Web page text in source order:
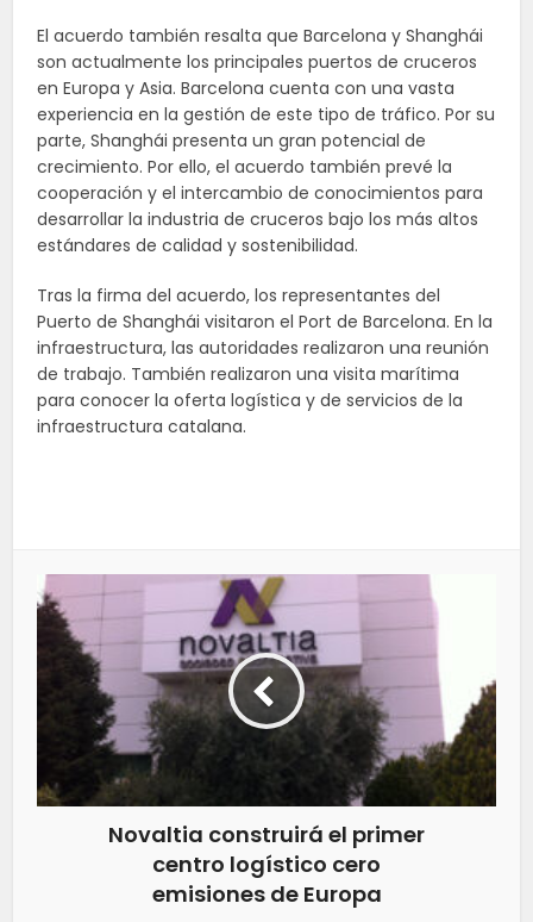
El acuerdo también resalta que Barcelona y Shanghái
son actualmente los principales puertos de cruceros
en Europa y Asia. Barcelona cuenta con una vasta
experiencia en la gestión de este tipo de tráfico. Por su
parte, Shanghái presenta un gran potencial de
crecimiento. Por ello, el acuerdo también prevé la
cooperación y el intercambio de conocimientos para
desarrollar la industria de cruceros bajo los más altos
estándares de calidad y sostenibilidad.
Tras la firma del acuerdo, los representantes del
Puerto de Shanghái visitaron el Port de Barcelona. En la
infraestructura, las autoridades realizaron una reunión
de trabajo. También realizaron una visita marítima
para conocer la oferta logística y de servicios de la
infraestructura catalana.
Novaltia construirá el primer
centro logístico cero
emisiones de Europa